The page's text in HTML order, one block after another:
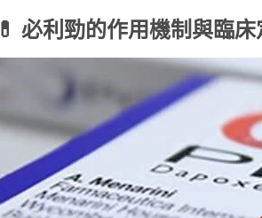
💊 必利勁的作用機制與臨床